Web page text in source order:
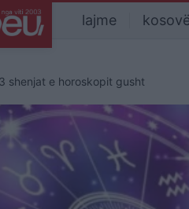
lajme
3 shenjat e horoskopit gusht